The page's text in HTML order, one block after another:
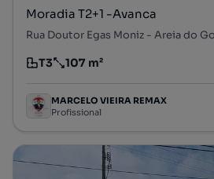
Moradia T2+1 -Avanca
Tipologia
T3
Preço por metro quadrado
107 m²
MARCELO VIEIRA REMAX
Profissional